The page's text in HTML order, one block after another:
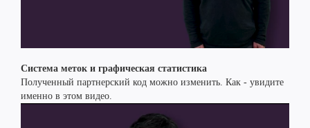
Система меток и графическая статистика
Полученный партнерский код можно изменить. Как - увидите
именно в этом видео.